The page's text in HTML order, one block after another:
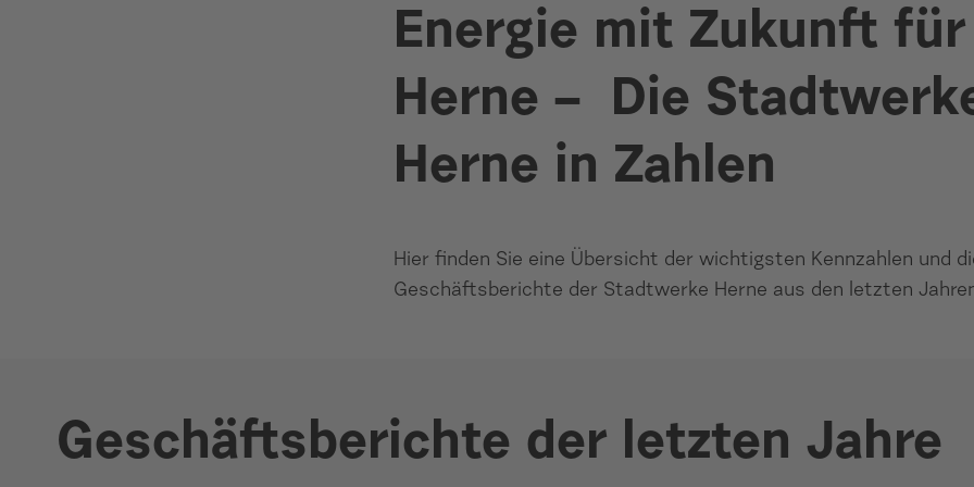
Energie mit Zukunft für
Herne – Die
Herne in Zahlen
Hier finden Sie eine Übersicht der wichtigsten Kennzahlen und
Geschäftsberichte der Stadtwerke Herne aus den letzten
Geschäftsberichte der letzten Jahre